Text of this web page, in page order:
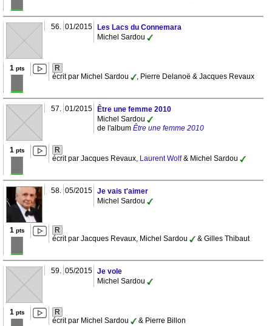
56. 01/2015
Les Lacs du Connemara
Michel Sardou
1 pts
R
écrit par Michel Sardou
, Pierre Delanoë & Jacques Revaux
57. 01/2015
Être une femme 2010
Michel Sardou
de l'album Être une femme 2010
1 pts
R
écrit par Jacques Revaux, Laurent Wolf& Michel Sardou
58. 05/2015 Je vais t'aimer
Michel Sardou
1 pts
R
écrit par Jacques Revaux, Michel Sardou
& Gilles Thibaut
59. 05/2015 Je vole
Michel Sardou
1 pts
R
écrit par Michel Sardou
& Pierre Billon